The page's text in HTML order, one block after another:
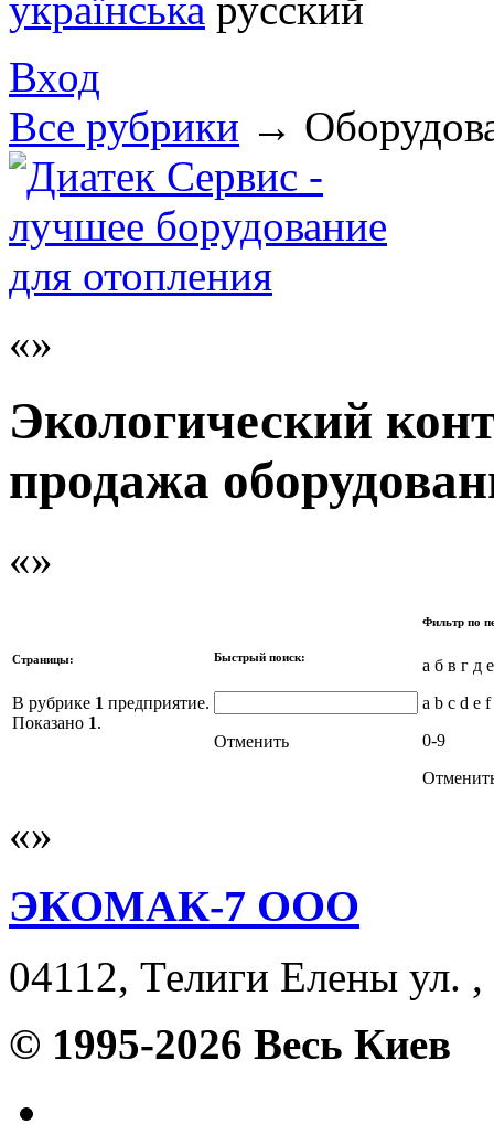
Вход
Все рубрики →
Экологический
продажа
Страницы:
В рубрике 1 предприятие.
Показано 1.
Быстрый поиск:
Отменить
Фильтр по
а б в г д
a b c d e
0-9
ЭКОМАК-7 ООО
04112, Телиги Елены ул.
© 1995-2026 Весь Киев